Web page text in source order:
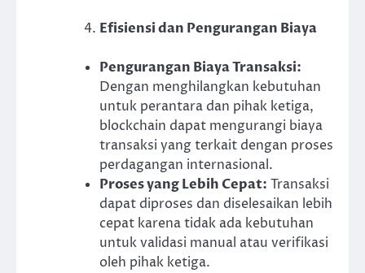
Efisiensi dan Pengurangan Biaya
Pengurangan Biaya Transaksi:
Dengan menghilangkan kebutuhan
untuk perantara dan pihak ketiga,
blockchain dapat mengurangi biaya
transaksi yang terkait dengan proses
perdagangan internasional.
Proses yang Lebih Cepat: Transaksi
dapat diproses dan diselesaikan lebih
cepat karena tidak ada kebutuhan
untuk validasi manual atau verifikasi
oleh pihak ketiga.